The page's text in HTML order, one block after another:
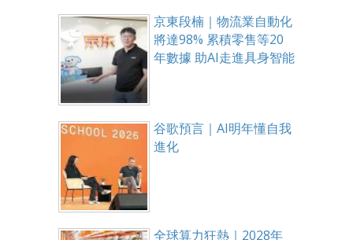
京東段楠｜物流業自動化
將達98% 累積零售等20
年數據 助AI走進具身智能
谷歌預言｜AI明年懂自我
進化
全球算力狂熱｜2028年